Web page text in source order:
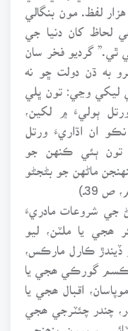
لفظ. مون بنگالي
لحاظ کان دنيا جي
ٿي.” گرديو فخر سان
به ڌن دولت ڇو نه
ليکي وڃي: تون ڀلي
ٻوليءَ ۾ لکين،
ان اڌاريءَ ورتل
تون ٻئي ڪنهن جو
ماڻهن جو بڻجڻو
39ـ)
جي شروعات مادريءَ
ھجي يا ملٽن، ليو
ڏيندڙ ڪارل مارڪس،
گورڪي ھجي يا
اقبال ھجي يا
چندر چئٽرجي ھجي
سمورن پنھنجي